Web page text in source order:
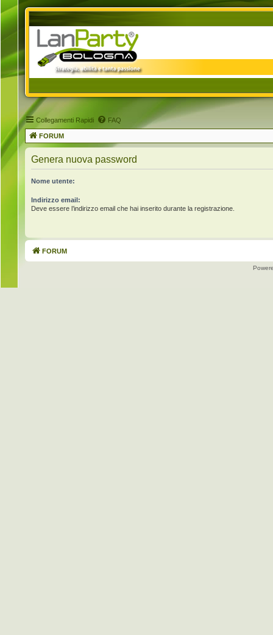
Collegamenti Rapidi FAQ
FORUM
Genera nuova password
Nome utente:
Indirizzo email:
Deve essere l’indirizzo email che hai inserito durante la registrazione.
FORUM